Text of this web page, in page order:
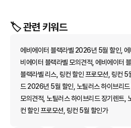
🏷️ 관련 키워드
에비에이터 블랙라벨 2026년 5월 할인, 에
비에이터 블랙라벨 모의견적, 에비에이터
블랙라벨 리스, 링컨 할인 프로모션, 링컨 5
드 2026년 5월 할인, 노틸러스 하이브리
모의견적, 노틸러스 하이브리드 장기렌트,
컨 할인 프로모션, 링컨 5월 할인가